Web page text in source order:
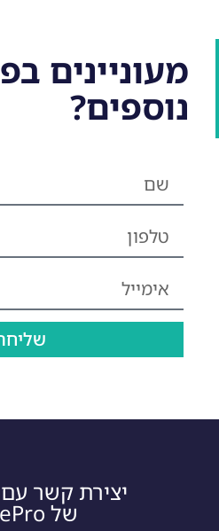
מעוניינים
נוספים?
יצירת קשר
של codePro